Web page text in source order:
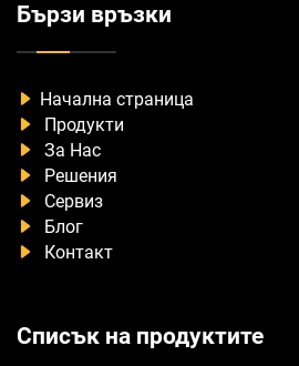
Бързи връзки
Начална страница
Продукти
За Нас
Решения
Сервиз
Блог
Контакт
Списък на продуктите